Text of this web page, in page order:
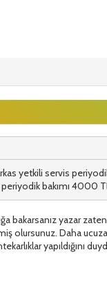
yetkili servis
bakımı 4000
bakarsanız yazar
olursunuz. Daha
yapıldığını